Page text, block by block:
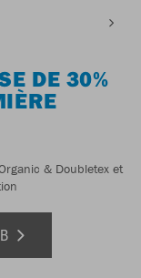
DE 30%
& Doubletex et